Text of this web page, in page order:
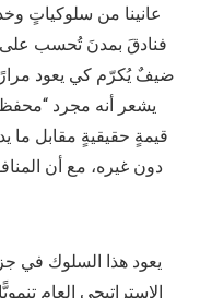
عانينا من سلوكياتٍ
فنادقَ بمدنَ تُحسب على
ضيفٌ يُكرّم كي يعود مرارًا
يشعر أنه مجرد
قيمةٍ حقيقيةٍ مقابل ما
دون غيره، مع أن
يعود هذا السلوك في
الاستراتيجي العام